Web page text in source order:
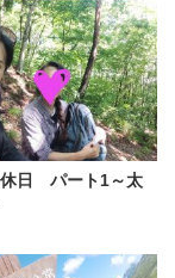
日 パート1～太